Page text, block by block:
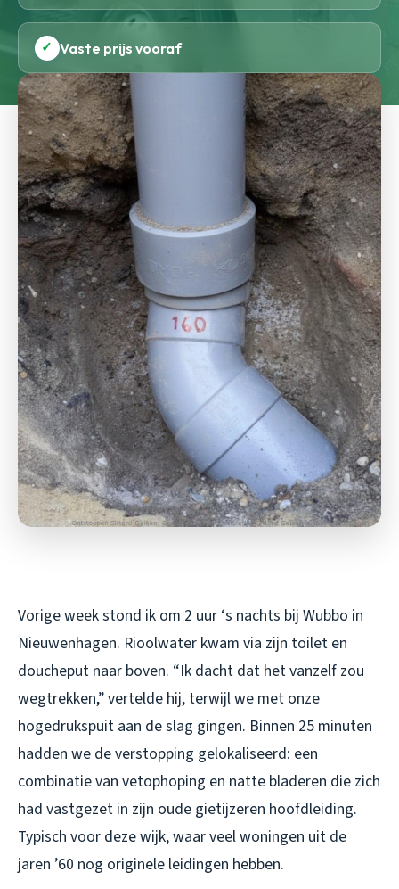
✓ Vaste prijs vooraf
Vorige week stond ik om 2 uur ‘s nachts bij Wubbo in
Nieuwenhagen. Rioolwater kwam via zijn toilet en
doucheput naar boven. “Ik dacht dat het vanzelf zou
wegtrekken,” vertelde hij, terwijl we met onze
hogedrukspuit aan de slag gingen. Binnen 25 minuten
hadden we de verstopping gelokaliseerd: een
combinatie van vetophoping en natte bladeren die zich
had vastgezet in zijn oude gietijzeren hoofdleiding.
Typisch voor deze wijk, waar veel woningen uit de
jaren ’60 nog originele leidingen hebben.